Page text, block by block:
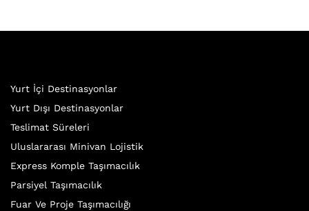
Yurt İçi Destinasyonlar
Yurt Dışı Destinasyonlar
Teslimat Süreleri
Uluslararası Minivan Lojistik
Express Komple Taşımacılık
Parsiyel Taşımacılık
Fuar Ve Proje Taşımacılığı